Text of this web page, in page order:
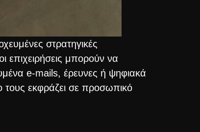
στρατηγικές
μπορούν να
e-mails, έρευνες ή ψηφιακά
τους εκφράζει σε προσωπικό